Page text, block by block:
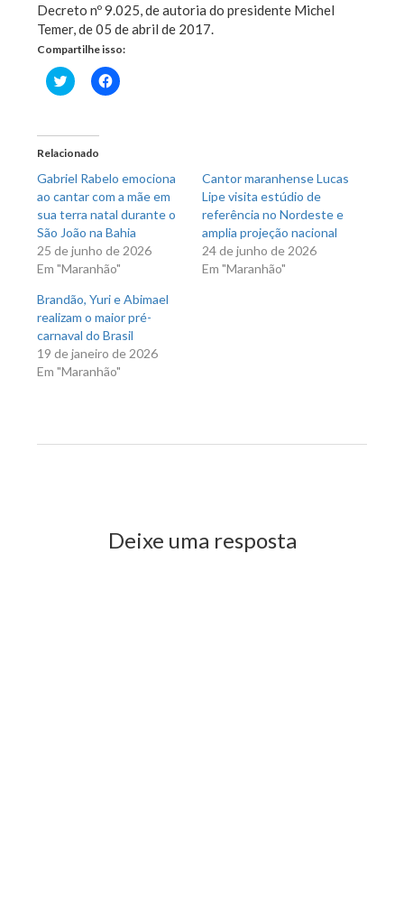
Decreto nº 9.025, de autoria do presidente Michel
Temer, de 05 de abril de 2017.
Compartilhe isso:
Clique
para
em
nova
janela)
Clique
para
Relacionado
Gabriel Rabelo emociona
ao cantar com a mãe em
sua terra natal durante o
São João na Bahia
25 de junho de 2026
Em "Maranhão"
Cantor maranhense Lucas
Lipe visita estúdio de
referência no Nordeste e
amplia projeção nacional
24 de junho de 2026
Em "Maranhão"
Brandão, Yuri e Abimael
realizam o maior pré-
carnaval do Brasil
19 de janeiro de 2026
Em "Maranhão"
Deixe uma resposta